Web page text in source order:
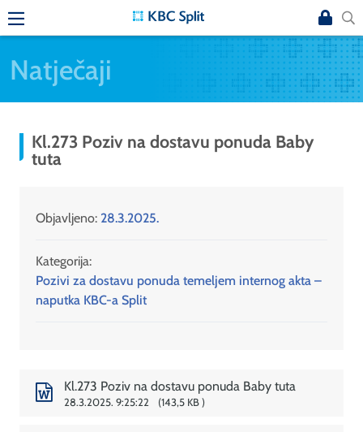
Natječaji
Kl.273 Poziv na dostavu ponuda Baby
tuta
Objavljeno: 28.3.2025.
Kategorija:
Pozivi za dostavu ponuda temeljem internog akta –
naputka KBC-a Split
Kl.273 Poziv na dostavu ponuda Baby tuta
28.3.2025. 9:25:22 143,5 KB